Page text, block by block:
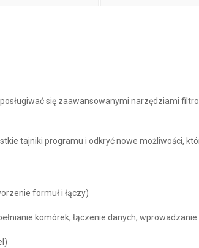
się zaawansowanymi narzędziami
tajniki programu i odkryć nowe możliwości,
formuł i łączy)
komórek; łączenie danych;